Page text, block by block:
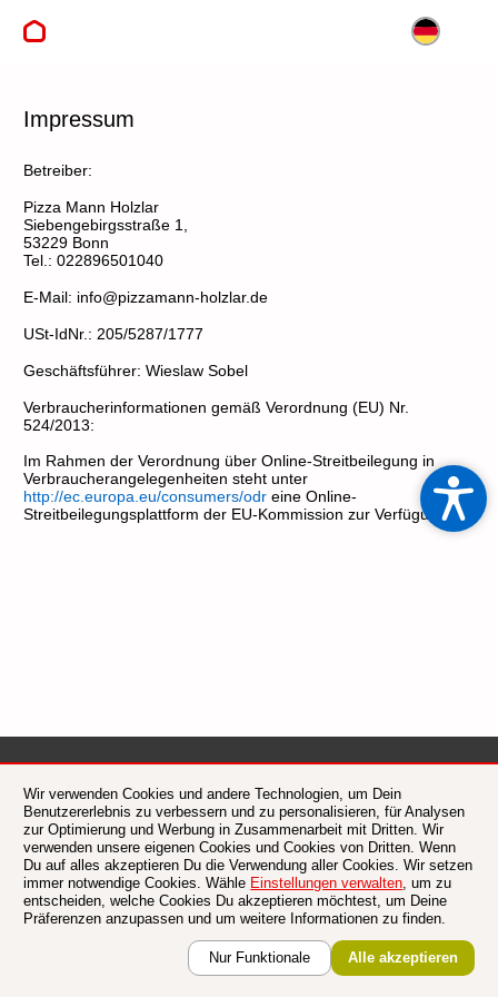
DE
Impressum
Betreiber:
Pizza Mann Holzlar
Siebengebirgsstraße 1
53229 Bonn
Tel.: 022896501040
E-Mail: info@pizzamann-holzlar.de
USt-IdNr.: 205/5287/1777
Geschäftsführer: Wieslaw Sobel
Verbraucherinformationen gemäß Verordnung (EU) Nr.
524/2013:
Im Rahmen der Verordnung über Online-Streitbeilegung in
Verbraucherangelegenheiten steht unter
http://ec.europa.eu/consumers/odr eine Online-
Streitbeilegungsplattform der EU-Kommission zur Verfügung.
Datenschutzerklärung
Impressum
Verwendung von Cookies
Zusatzstoffliste / Allergene
• Unsere Restaurants in Ihrer Nähe•
© 2026 Liefersoft.de
Wir verwenden Cookies und andere Technologien, um Dein
Benutzererlebnis zu verbessern und zu personalisieren, für Analysen
zur Optimierung und Werbung in Zusammenarbeit mit Dritten. Wir
verwenden unsere eigenen Cookies und Cookies von Dritten. Wenn
Du auf alles akzeptieren Du die Verwendung aller Cookies. Wir setzen
immer notwendige Cookies. Wähle Einstellungen verwalten, um zu
entscheiden, welche Cookies Du akzeptieren möchtest, um Deine
Präferenzen anzupassen und um weitere Informationen zu finden.
Nur Funktionale Alle akzeptieren